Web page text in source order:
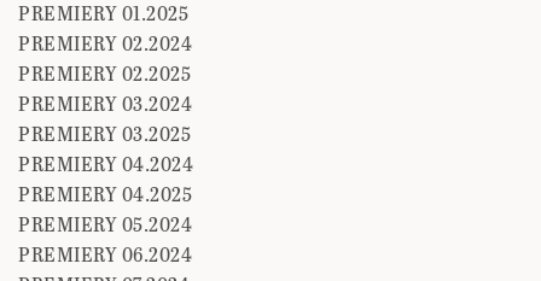
PREMIERY 01.2025
PREMIERY 02.2024
PREMIERY 02.2025
PREMIERY 03.2024
PREMIERY 03.2025
PREMIERY 04.2024
PREMIERY 04.2025
PREMIERY 05.2024
PREMIERY 06.2024